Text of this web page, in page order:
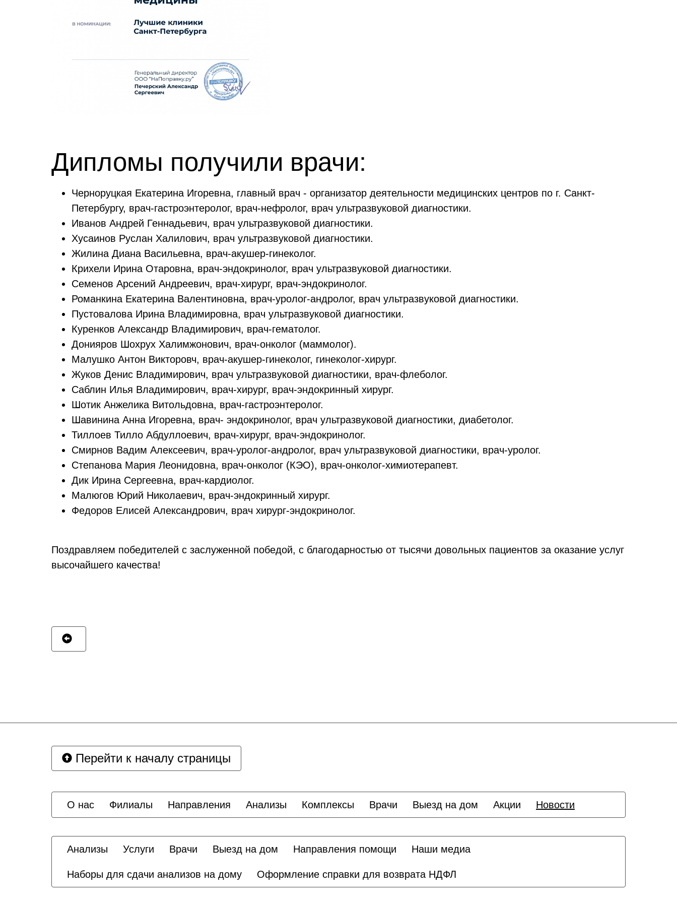
Дипломы получили врачи:
Черноруцкая Екатерина Игоревна, главный врач - организатор деятельности медицинских центров по г. Санкт-
Петербургу, врач-гастроэнтеролог, врач-нефролог, врач ультразвуковой диагностики.
Иванов Андрей Геннадьевич, врач ультразвуковой диагностики.
Хусаинов Руслан Халилович, врач ультразвуковой диагностики.
Жилина Диана Васильевна, врач-акушер-гинеколог.
Крихели Ирина Отаровна, врач-эндокринолог, врач ультразвуковой диагностики.
Семенов Арсений Андреевич, врач-хирург, врач-эндокринолог.
Романкина Екатерина Валентиновна, врач-уролог-андролог, врач ультразвуковой диагностики.
Пустовалова Ирина Владимировна, врач ультразвуковой диагностики.
Куренков Александр Владимирович, врач-гематолог.
Донияров Шохрух Халимжонович, врач-онколог (маммолог).
Малушко Антон Викторовч, врач-акушер-гинеколог, гинеколог-хирург.
Жуков Денис Владимирович, врач ультразвуковой диагностики, врач-флеболог.
Саблин Илья Владимирович, врач-хирург, врач-эндокринный хирург.
Шотик Анжелика Витольдовна, врач-гастроэнтеролог.
Шавинина Анна Игоревна, врач- эндокринолог, врач ультразвуковой диагностики, диабетолог.
Тиллоев Тилло Абдуллоевич, врач-хирург, врач-эндокринолог.
Смирнов Вадим Алексеевич, врач-уролог-андролог, врач ультразвуковой диагностики, врач-уролог.
Степанова Мария Леонидовна, врач-онколог (КЭО), врач-онколог-химиотерапевт.
Дик Ирина Сергеевна, врач-кардиолог.
Малюгов Юрий Николаевич, врач-эндокринный хирург.
Федоров Елисей Александрович, врач хирург-эндокринолог.
Поздравляем победителей с заслуженной победой, с благодарностью от тысячи довольных пациентов за оказание услуг
высочайшего качества!
Перейти к началу страницы
О нас Филиалы Направления Анализы Комплексы Врачи Выезд на дом Акции Новости
Анализы Услуги Врачи Выезд на дом Направления помощи Наши медиа
Наборы для сдачи анализов на дому Оформление справки для возврата НДФЛ